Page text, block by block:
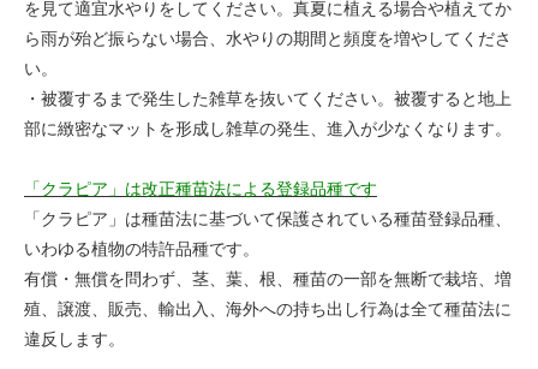
を見て適宜水やりをしてください。真夏に植える場合や植えてか
ら雨が殆ど振らない場合、水やりの期間と頻度を増やしてくださ
い。
・被覆するまで発生した雑草を抜いてください。被覆すると地上
部に緻密なマットを形成し雑草の発生、進入が少なくなります。
「クラピア」は改正種苗法による登録品種です
「クラピア」は種苗法に基づいて保護されている種苗登録品種、
いわゆる植物の特許品種です。
有償・無償を問わず、茎、葉、根、種苗の一部を無断で栽培、増
殖、譲渡、販売、輸出入、海外への持ち出し行為は全て種苗法に
違反します。